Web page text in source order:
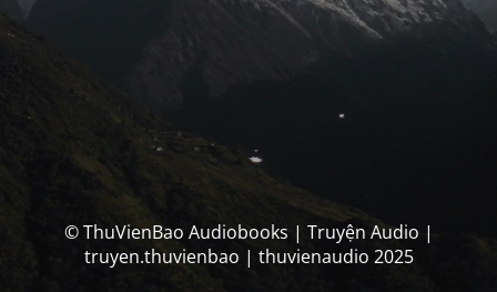
© ThuVienBao Audiobooks | Truyện Audio |
truyen.thuvienbao | thuvienaudio 2025